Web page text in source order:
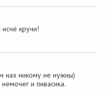
исчё кручи!
нах никому не нужны)
и пивасика.